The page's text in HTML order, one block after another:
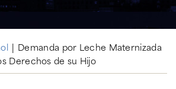
| Demanda por Leche Maternizada
Derechos de su Hijo